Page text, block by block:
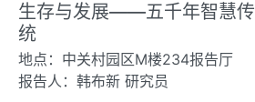
生存与发展——五千年智慧传
统
地点：中关村园区M楼234报告厅
报告人：韩布新 研究员